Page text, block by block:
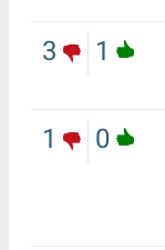
1
3
0
1